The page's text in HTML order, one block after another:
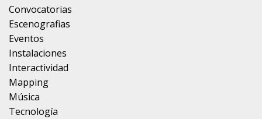
Convocatorias
Escenografias
Eventos
Instalaciones
Interactividad
Mapping
Música
Tecnología